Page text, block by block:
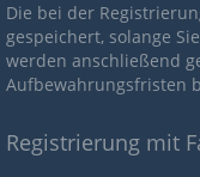
Die bei der
gespeichert, solange
werden anschließend
Aufbewahrungsfristen
Registrierung mit